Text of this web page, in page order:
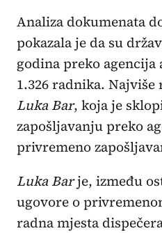
Analiza dokumenata
pokazala je da su
godina preko agencija
1.326 radnika. Najviše
Luka Bar, koja je
zapošljavanju preko
privremeno
Luka Barje, između
ugovore o
radna mjesta